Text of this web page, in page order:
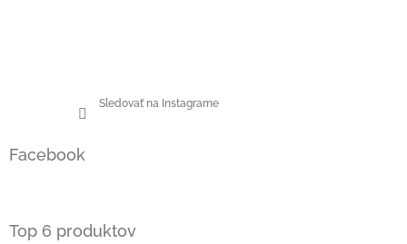
Sledovať na Instagrame
Facebook
Top 6 produktov